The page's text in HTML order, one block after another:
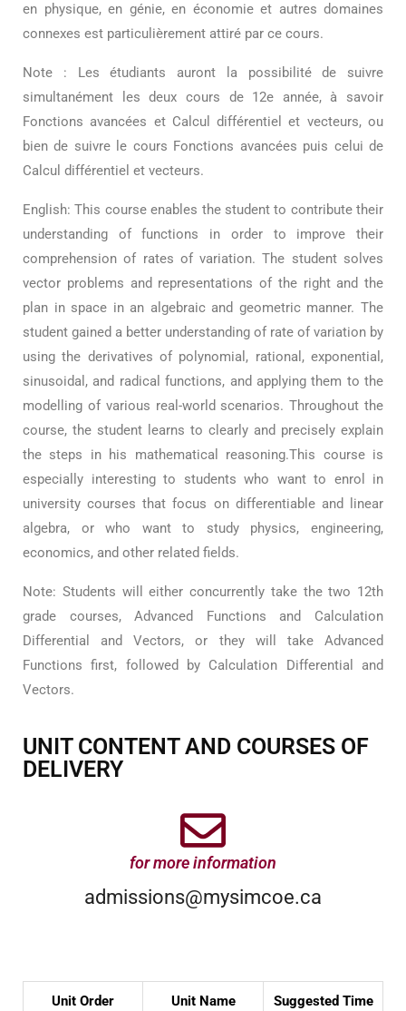
en physique, en génie, en économie et autres domaines
connexes est particulièrement attiré par ce cours.
Note : Les étudiants auront la possibilité de suivre
simultanément les deux cours de 12e année, à savoir
Fonctions avancées et Calcul différentiel et vecteurs, ou
bien de suivre le cours Fonctions avancées puis celui de
Calcul différentiel et vecteurs.
English: This course enables the student to contribute their
understanding of functions in order to improve their
comprehension of rates of variation. The student solves
vector problems and representations of the right and the
plan in space in an algebraic and geometric manner. The
student gained a better understanding of rate of variation by
using the derivatives of polynomial, rational, exponential,
sinusoidal, and radical functions, and applying them to the
modelling of various real-world scenarios. Throughout the
course, the student learns to clearly and precisely explain
the steps in his mathematical reasoning.This course is
especially interesting to students who want to enrol in
university courses that focus on differentiable and linear
algebra, or who want to study physics, engineering,
economics, and other related fields.
Note: Students will either concurrently take the two 12th
grade courses, Advanced Functions and Calculation
Differential and Vectors, or they will take Advanced
Functions first, followed by Calculation Differential and
Vectors.
UNIT CONTENT AND COURSES OF
DELIVERY
for more information
admissions@mysimcoe.ca
Unit Order Unit Name Suggested Time